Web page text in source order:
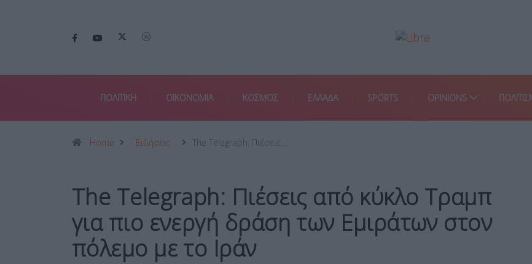
ΠΟΛΙΤΙΚΗ ΟΙΚΟΝΟΜΙΑ ΚΟΣΜΟΣ ΕΛΛΑΔΑ SPORTS OPINIONS
Home Ειδήσεις The Telegraph: Πιέσεις…
The Telegraph: Πιέσεις από κύκλο Τραμπ
για πιο ενεργή δράση των Εμιράτων στον
πόλεμο με το Ιράν